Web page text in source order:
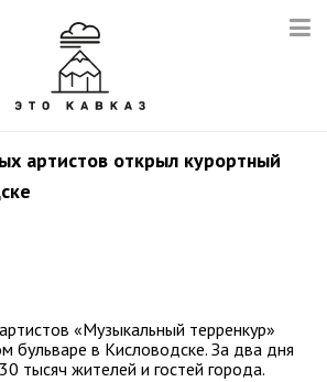
артистов открыл курортный
«Музыкальный терренкур»
бульваре в Кисловодске. За два дня
тысяч жителей и гостей города.